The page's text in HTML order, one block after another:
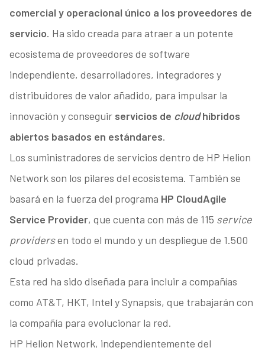
comercial y operacional único a los proveedores de
servicio. Ha sido creada para atraer a un potente
ecosistema de proveedores de software
independiente, desarrolladores, integradores y
distribuidores de valor añadido, para impulsar la
innovación y conseguirservicios de cloudhíbridos
abiertos basados en estándares.
Los suministradores de servicios dentro de HP Helion
Network son los pilares del ecosistema. También se
basará en la fuerza del programa HP CloudAgile
Service Provider, que cuenta con más de 115 service
providersen todo el mundo y un despliegue de 1.500
cloud privadas.
Esta red ha sido diseñada para incluir a compañías
como AT&T, HKT, Intel y Synapsis, que trabajarán con
la compañía para evolucionar la red.
HP Helion Network, independientemente del